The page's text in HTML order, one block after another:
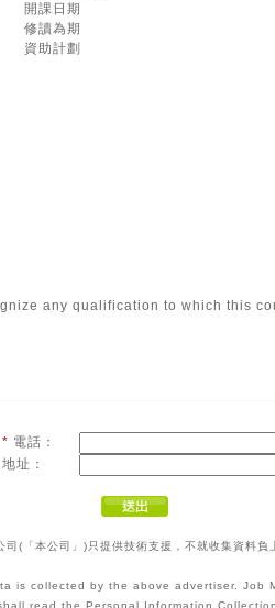
開課日期
修讀為期
資助計劃
any qualification to which this
* 電話：
地址：
(「本公司」)只提供技術支援，不就收集資料
is collected by the above advertiser. Job
read the Personal Information